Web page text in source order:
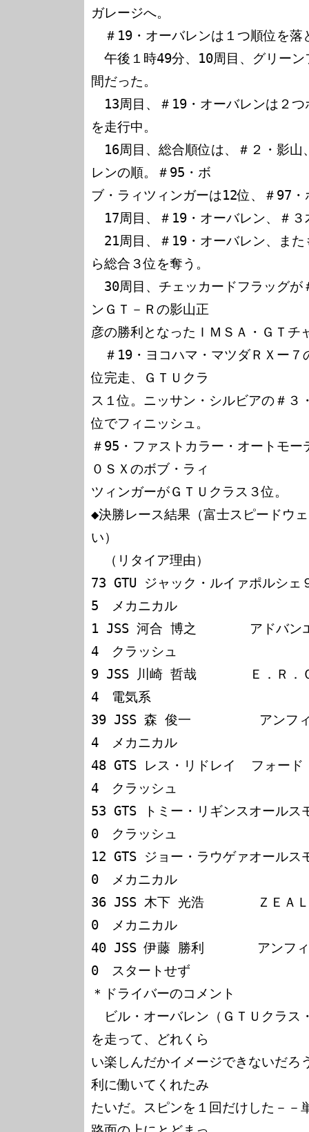
ガレージへ。
＃19・オーバレンは１つ順位を落
午後１時49分、10周目、グリーン
間だった。
13周目、＃19・オーバレンは２つ
を走行中。
16周目、総合順位は、＃２・影山
レンの順。＃95・ボ
ブ・ラィツィンガーは12位、＃97
17周目、＃19・オーバレン、＃３
21周目、＃19・オーバレン、また
ら総合３位を奪う。
30周目、チェッカードフラッグが
ンＧＴ－Ｒの影山正
彦の勝利となったＩＭＳＡ・ＧＴチ
＃19・ヨコハマ・マツダＲＸー７
位完走、ＧＴＵクラ
ス１位。ニッサン・シルビアの＃３
位でフィニッシュ。
＃95・ファストカラー・オートモ
０ＳＸのボブ・ラィ
ツィンガーがＧＴＵクラス３位。
◆決勝レース結果（富士スピードウ
い）
（リタイア理由）
73 GTU ジャック・ルイァポルシェ
5　メカニカル
1 JSS 河合 博之       アドバンエ
4　クラッシュ
9 JSS 川崎 哲哉       Ｅ．Ｒ．Ｃ
4　電気系
39 JSS 森 俊一         アンフィ
4　メカニカル
48 GTS レス・リドレイ  フォード
4　クラッシュ
53 GTS トミー・リギンスオールス
0　クラッシュ
12 GTS ジョー・ラウゲァオールス
0　メカニカル
36 JSS 木下 光浩       ＺＥＡＬ
0　メカニカル
40 JSS 伊藤 勝利       アンフィ
0　スタートせず
＊ドライバーのコメント
ビル・オーバレン（ＧＴＵクラス
を走って、どれくら
い楽しんだかイメージできないだろ
利に働いてくれたみ
たいだ。スピンを１回だけした－－